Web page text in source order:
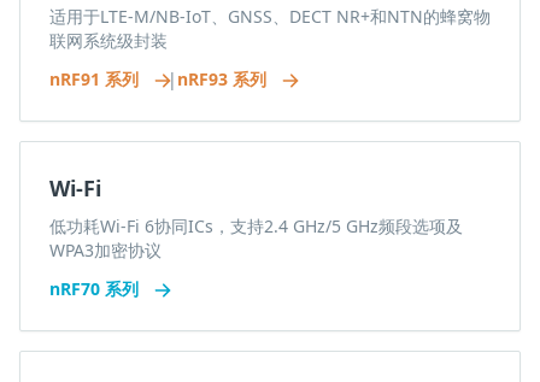
适用于LTE-M/NB-IoT、GNSS、DECT NR+和NTN的蜂窝物
联网系统级封装
nRF91 系列
| nRF93 系列
Wi-Fi
低功耗Wi-Fi 6协同ICs，支持2.4 GHz/5 GHz频段选项及
WPA3加密协议
nRF70 系列